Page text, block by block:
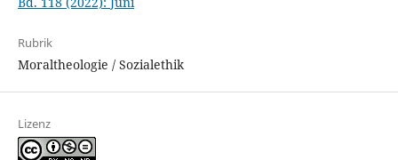
Rubrik
Moraltheologie / Sozialethik
Lizenz